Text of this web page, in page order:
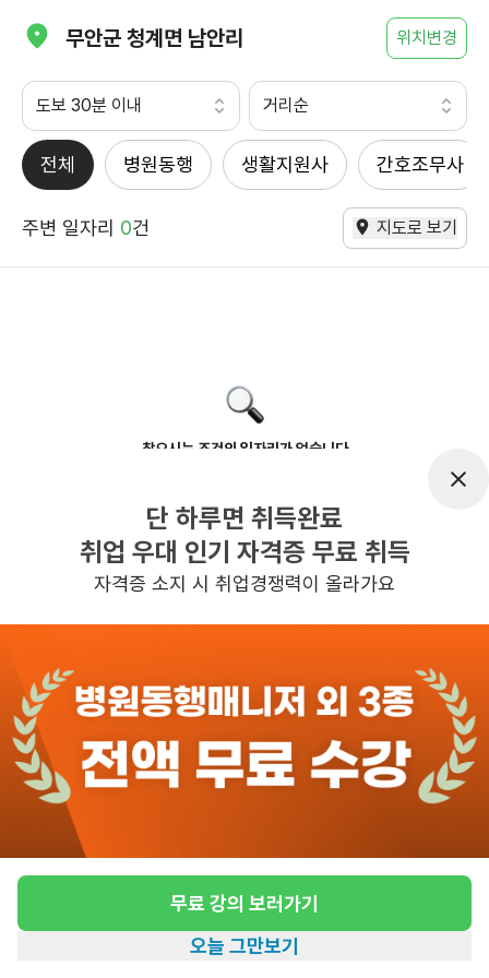
무안군 청계면 남안리 위치변경
도보 30분 이내 거리순
전체 병원동행 생활지원사 간호조무사
주변 일자리 0건 지도로 보기
찾으시는 조건의 일자리가 없습니다
반경 3KM 이내의 일자리 확인하기
단 하루면 취득완료
취업 우대 인기 자격증 무료 취득
자격증 소지 시 취업경쟁력이 올라가요
무료 강의 보러가기
오늘 그만보기